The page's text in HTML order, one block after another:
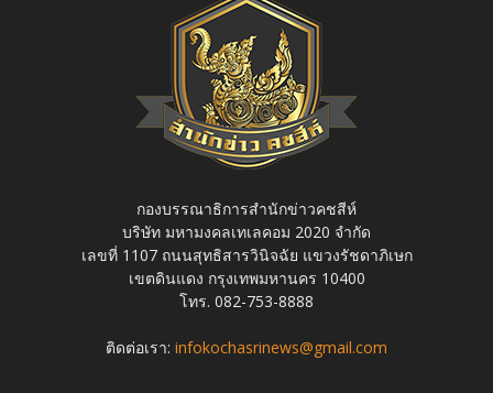
กองบรรณาธิการสำนักข่าวคชสีห์
บริษัท มหามงคลเทเลคอม 2020 จำกัด
เลขที่ 1107 ถนนสุทธิสารวินิจฉัย แขวงรัชดาภิเษก
เขตดินแดง กรุงเทพมหานคร 10400
โทร. 082-753-8888
ติดต่อเรา: infokochasrinews@gmail.com